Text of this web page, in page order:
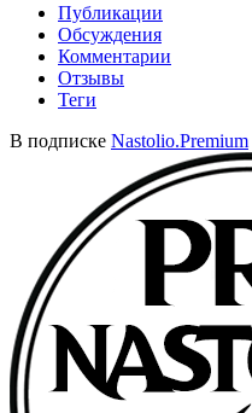
Публикации
Обсуждения
Комментарии
Отзывы
Теги
В подписке Nastolio.Premium